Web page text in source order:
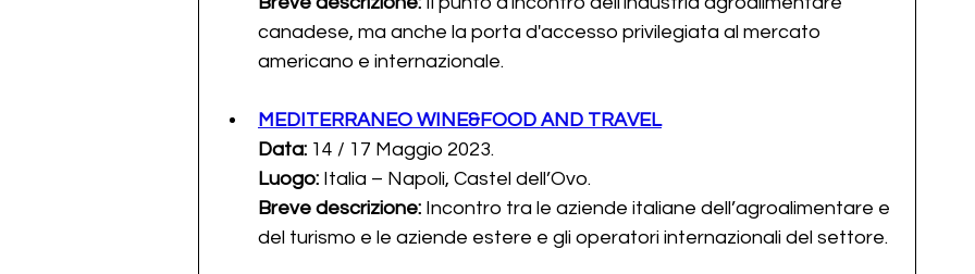
canadese, ma anche la porta d'accesso privilegiata al mercato
americano e internazionale.
MEDITERRANEO WINE&FOOD AND TRAVEL
Data: 14 / 17 Maggio 2023.
Luogo: Italia – Napoli, Castel dell’Ovo.
Breve descrizione: Incontro tra le aziende italiane dell’agroalimentare e
del turismo e le aziende estere e gli operatori internazionali del settore.